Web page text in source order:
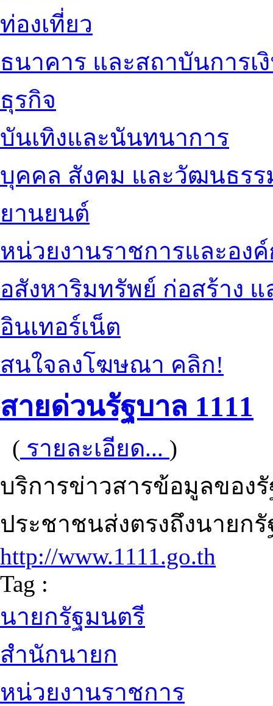
ท่องเที่ยว
ธนาคาร และสถาบันการเ
ธุรกิจ
บันเทิงและนันทนาการ
บุคคล สังคม และวัฒนธรร
ยานยนต์
หน่วยงานราชการและอง
อสังหาริมทรัพย์ ก่อสร้าง
อินเทอร์เน็ต
สนใจลงโฆษณา คลิก!
สายด่วนรัฐบาล 1111
( รายละเอียด... )
บริการข่าวสารข้อมูลของ
ประชาชนส่งตรงถึงนายก
http://www.1111.go.th
Tag :
นายกรัฐมนตรี
สำนักนายก
หน่วยงานราชการ